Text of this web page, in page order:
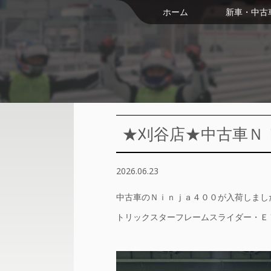
ホーム 新車・中古
★刈谷店★中古車Ｎ
2026.06.23
中古車のＮｉｎｊａ４００が入荷しま
トリックスターフレームスライダー・